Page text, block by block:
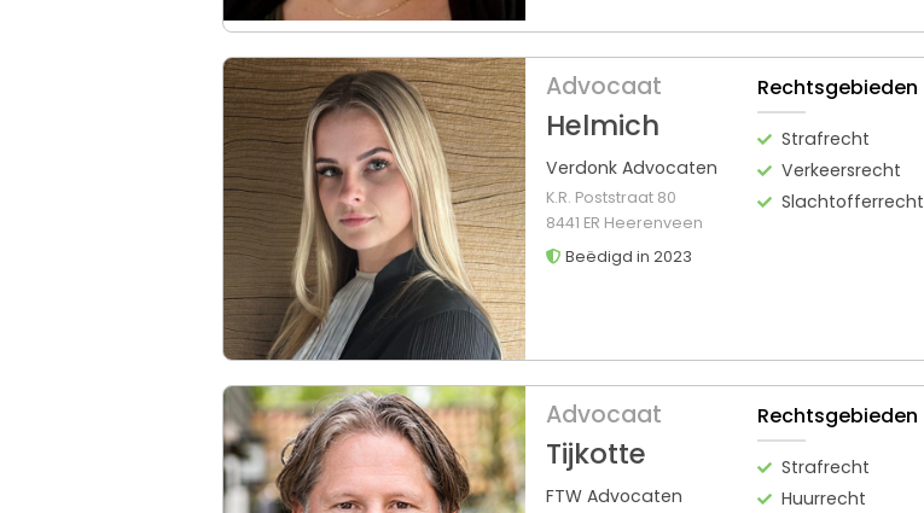
Advocaat
Helmich
Verdonk Advocaten
K.R. Poststraat 80
8441 ER Heerenveen
Beëdigd in 2023
Rechtsgebieden
Strafrecht
Verkeersrecht
Slachtofferrecht
Advocaat
Tijkotte
FTW Advocaten
Rechtsgebieden
Strafrecht
Huurrecht